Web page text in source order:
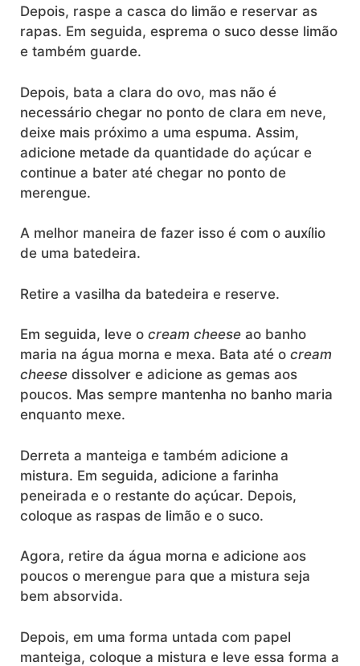
Depois, raspe a casca do limão e reservar as
rapas. Em seguida, esprema o suco desse limão
e também guarde.
Depois, bata a clara do ovo, mas não é
necessário chegar no ponto de clara em neve,
deixe mais próximo a uma espuma. Assim,
adicione metade da quantidade do açúcar e
continue a bater até chegar no ponto de
merengue.
A melhor maneira de fazer isso é com o auxílio
de uma batedeira.
Retire a vasilha da batedeira e reserve.
Em seguida, leve o cream cheese ao banho
maria na água morna e mexa. Bata até o cream
cheese dissolver e adicione as gemas aos
poucos. Mas sempre mantenha no banho maria
enquanto mexe.
Derreta a manteiga e também adicione a
mistura. Em seguida, adicione a farinha
peneirada e o restante do açúcar. Depois,
coloque as raspas de limão e o suco.
Agora, retire da água morna e adicione aos
poucos o merengue para que a mistura seja
bem absorvida.
Depois, em uma forma untada com papel
manteiga, coloque a mistura e leve essa forma a